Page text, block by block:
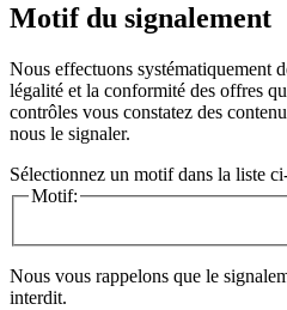
Motif du signalement
Nous effectuons systématiquement
légalité et la conformité des offres
contrôles vous constatez des
nous le signaler.
Sélectionnez un motif dans la liste
Motif:
Nous vous rappelons que le
interdit.